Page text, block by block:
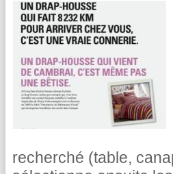
recherché (table,